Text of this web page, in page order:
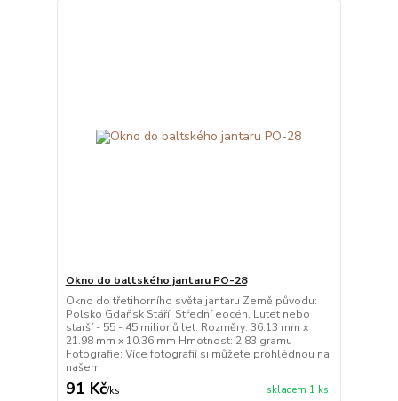
Okno do baltského jantaru PO-28
Okno do třetihorního světa jantaru Země původu:
Polsko Gdaňsk Stáří: Střední eocén, Lutet nebo
starší - 55 - 45 milionů let. Rozměry: 36.13 mm x
21.98 mm x 10.36 mm Hmotnost: 2.83 gramu
Fotografie: Více fotografií si můžete prohlédnou na
našem
91 Kč/ks skladem 1 ks